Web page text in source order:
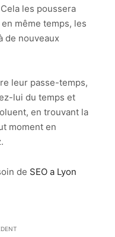
les poussera
même temps, les
de nouveaux
leur passe-temps,
lui du temps et
en trouvant la
moment en
de SEO a Lyon